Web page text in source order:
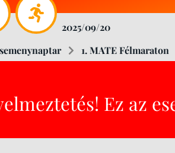
2025/09/20
1. MATE Félmaraton
Ez az